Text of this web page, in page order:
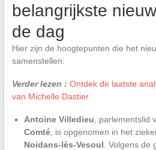
belangrijkste
de dag
Hier zijn de hoogtepunten die het
samenstellen:
Verder lezen : Ontdek de laatste
van Michelle Dastier
Antoine Villedieu , parlementslid
Comté, is opgenomen in het
Noidans-lès-Vesoul . Volgens